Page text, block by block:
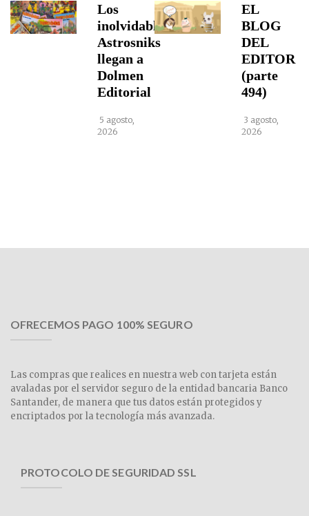
Los
inolvidables
Astrosniks
llegan a
Dolmen
Editorial
5 agosto,
2026
EL
BLOG
DEL
EDITOR
(parte
494)
3 agosto,
2026
OFRECEMOS PAGO 100% SEGURO
Las compras que realices en nuestra web con tarjeta están
avaladas por el servidor seguro de la entidad bancaria Banco
Santander, de manera que tus datos están protegidos y
encriptados por la tecnología más avanzada.
PROTOCOLO DE SEGURIDAD SSL